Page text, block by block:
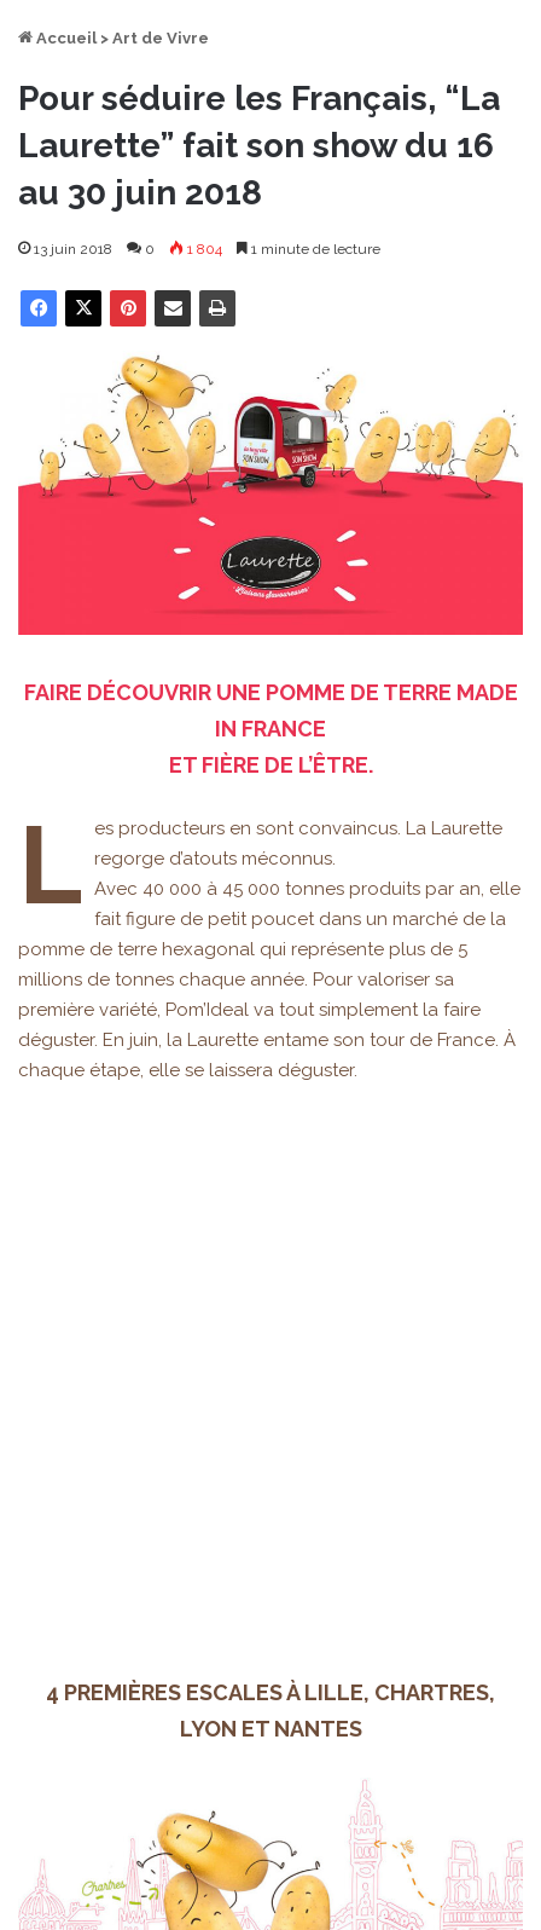
Accueil > Art de Vivre
Pour séduire les Français, “La
Laurette” fait son show du 16
au 30 juin 2018
13 juin 2018 0 1 804 1 minute de lecture
FAIRE DÉCOUVRIR UNE POMME DE TERRE MADE
IN FRANCE
ET FIÈRE DE L’ÊTRE.
L
es producteurs en sont convaincus. La Laurette
regorge d’atouts méconnus.
Avec 40 000 à 45 000 tonnes produits par an, elle
fait figure de petit poucet dans un marché de la
pomme de terre hexagonal qui représente plus de 5
millions de tonnes chaque année. Pour valoriser sa
première variété, Pom’Ideal va tout simplement la faire
déguster. En juin, la Laurette entame son tour de France. À
chaque étape, elle se laissera déguster.
4 PREMIÈRES ESCALES À LILLE, CHARTRES,
LYON ET NANTES